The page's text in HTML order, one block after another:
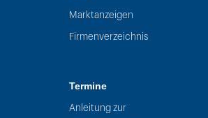
Marktanzeigen
Firmenverzeichnis
Termine
Anleitung zur